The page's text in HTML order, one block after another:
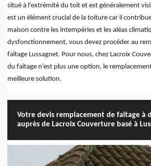
situé à l'extrémité du toit et est généralement
est un élément crucial de la toiture car il
maison contre les intempéries et les aléas
dysfonctionnement, vous devez procéder au
faîtage Lussagnet. Pour nous, chez Lacroix
du faîtage n’est plus une option, le
meilleure solution.
Votre devis remplacement de faîtage à
auprès de Lacroix Couverture basé à